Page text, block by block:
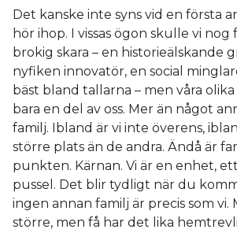
Det kanske inte syns vid en första
hör ihop. I vissas ögon skulle vi nog
brokig skara – en historieälskande
nyfiken innovatör, en social
bäst bland tallarna – men våra
bara en del av oss. Mer än något
familj. Ibland är vi inte överens,
större plats än de andra. Ändå är
punkten. Kärnan. Vi är en enhet,
pussel. Det blir tydligt när du
ingen annan familj är precis som vi.
större, men få har det lika